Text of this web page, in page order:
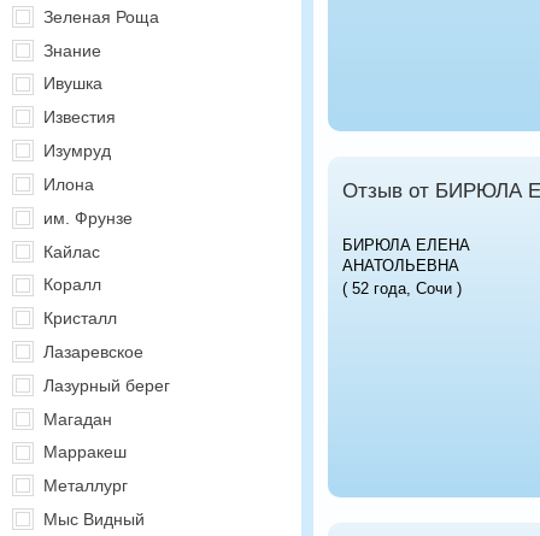
Зеленая Роща
Знание
Ивушка
Известия
Изумруд
Илона
им. Фрунзе
Кайлас
Коралл
Кристалл
Лазаревское
Лазурный берег
Магадан
Марракеш
Металлург
Мыс Видный
Отзыв от БИРЮЛА
БИРЮЛА ЕЛЕНА
АНАТОЛЬЕВНА
( 52 года, Сочи )